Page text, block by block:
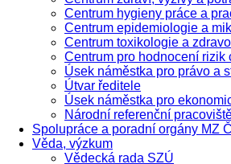
Centrum hygieny práce a
Centrum epidemiologie a
Centrum toxikologie a
Centrum pro hodnocení rizik
Úsek náměstka pro právo a
Útvar ředitele
Úsek náměstka pro
Národní referenční
Spolupráce a poradní orgány MZ
Věda, výzkum
Vědecká rada SZÚ